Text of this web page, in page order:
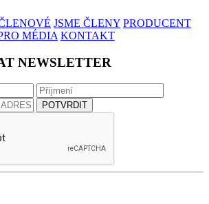
JSME ČLENY PRODUCENT
MÉDIA KONTAKT
NEWSLETTER
POTVRDIT